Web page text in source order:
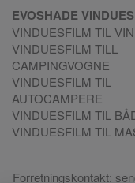
EVOSHADE
VINDUESFILM TIL
VINDUESFILM TILL
CAMPINGVOGNE
VINDUESFILM TIL
AUTOCAMPERE
VINDUESFILM TIL
VINDUESFILM TIL
Forretningskontakt: